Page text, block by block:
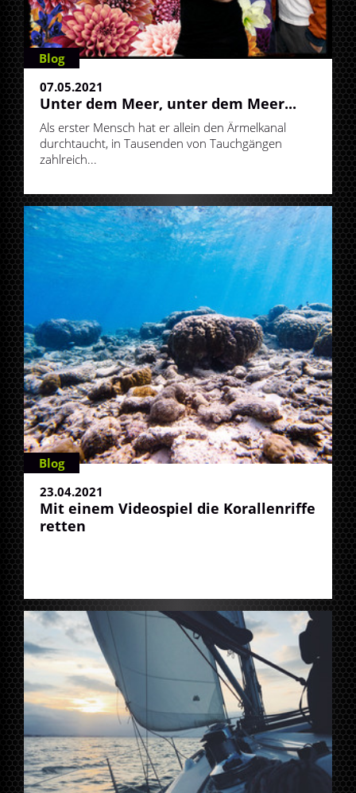
Blog
07.05.2021
Unter dem Meer, unter dem Meer...
Als erster Mensch hat er allein den Ärmelkanal
durchtaucht, in Tausenden von Tauchgängen
zahlreich...
Blog
23.04.2021
Mit einem Videospiel die Korallenriffe
retten